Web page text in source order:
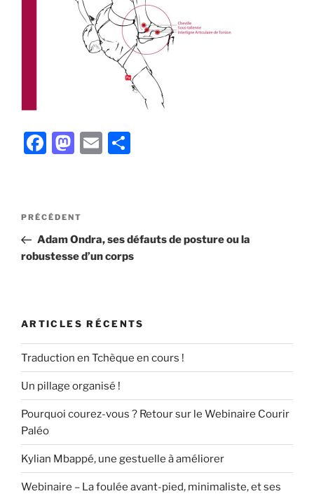
F
e
b
o
M
o
d
o
E
er
Navigation
l’article
Article
précédent
PRÉCÉDENT
Adam Ondra, ses défauts de posture ou la
robustesse d’un corps
ARTICLES RÉCENTS
Traduction en Tchèque en cours !
Un pillage organisé !
Pourquoi courez-vous ? Retour sur le Webinaire Courir
Paléo
Kylian Mbappé, une gestuelle à améliorer
Webinaire – La foulée avant-pied, minimaliste, et ses